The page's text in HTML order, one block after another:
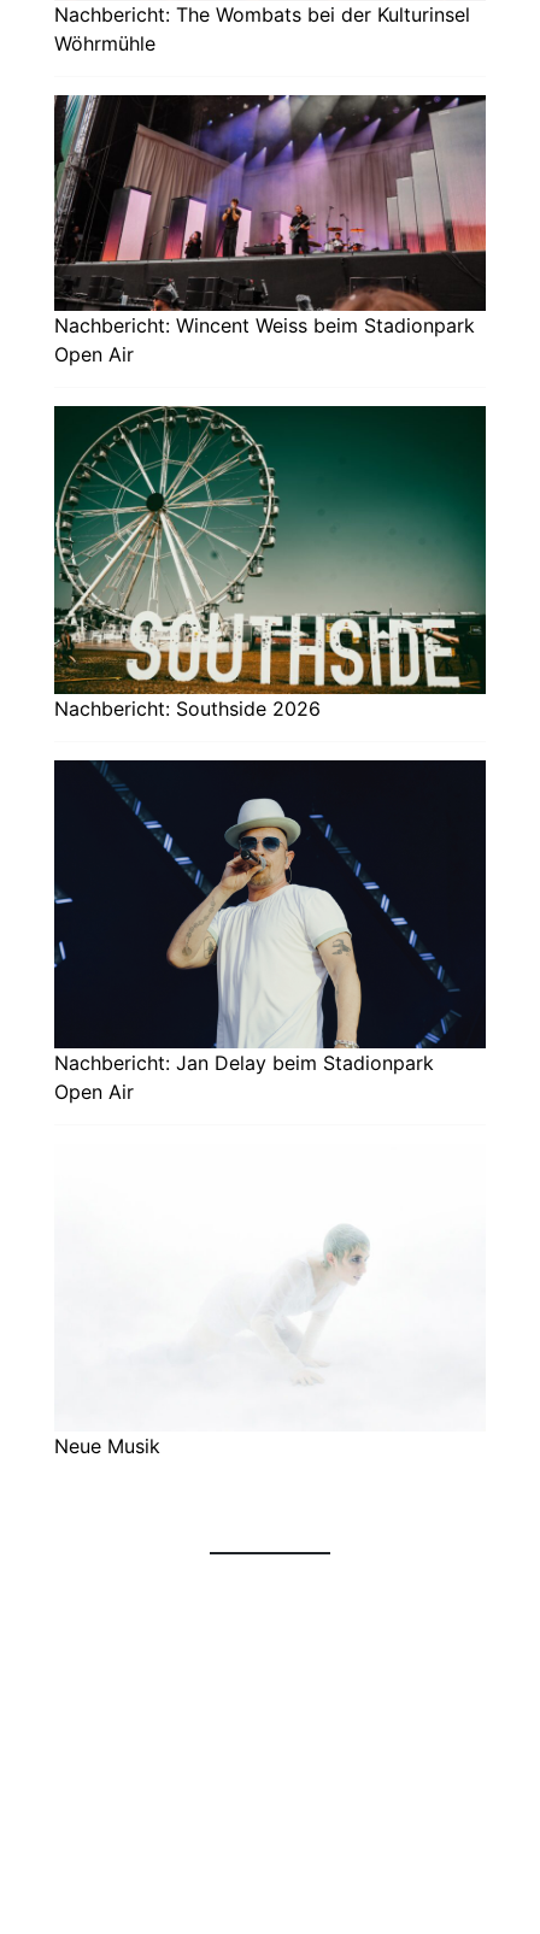
Nachbericht: The Wombats bei der Kulturinsel
Wöhrmühle
Nachbericht: Wincent Weiss beim Stadionpark
Open Air
Nachbericht: Southside 2026
Nachbericht: Jan Delay beim Stadionpark
Open Air
Neue Musik